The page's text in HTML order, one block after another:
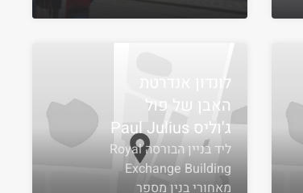
לונדון אנדרטת
האבן של פול
ג'וליס Paul Julius
ליד בניין הבורסה Royal
Exchange Building
מאחורי בנין מספר